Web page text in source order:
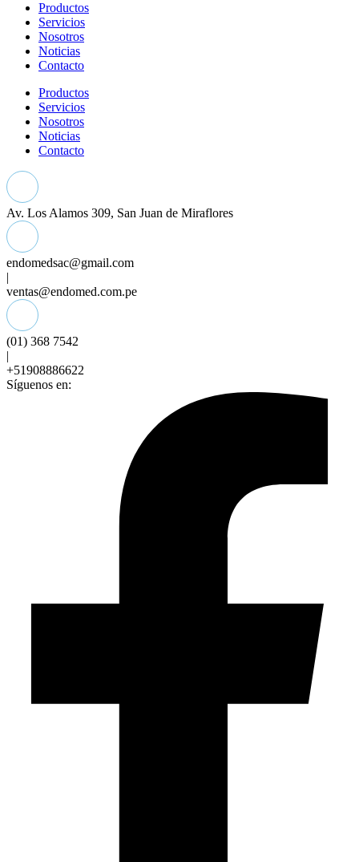
Productos
Servicios
Nosotros
Noticias
Contacto
Productos
Servicios
Nosotros
Noticias
Contacto
Av. Los Alamos 309, San Juan de Miraflores
endomedsac@gmail.com
|
ventas@endomed.com.pe
(01) 368 7542
|
+51908886622
Síguenos en: